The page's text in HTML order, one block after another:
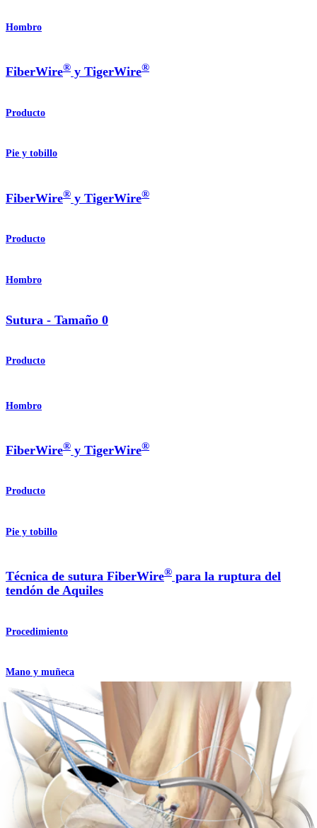
Hombro
FiberWire® y TigerWire®
Producto
Pie y tobillo
FiberWire® y TigerWire®
Producto
Hombro
Sutura - Tamaño 0
Producto
Hombro
FiberWire® y TigerWire®
Producto
Pie y tobillo
Técnica de sutura FiberWire® para la ruptura del
tendón de Aquiles
Procedimiento
Mano y muñeca
Reparación del ligamento colateral del pulgar con
PushLock ® de 2,5 mm
Procedimiento
Pie y tobillo